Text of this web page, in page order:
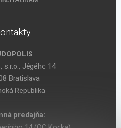
s.r.o., Jégého 14
Bratislava
Republika
predajňa: